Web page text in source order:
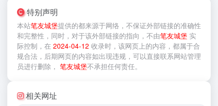
特别声明
本站笔友城堡提供的都来源于网络，不保证外部链接的准确性
和完整性，同时，对于该外部链接的指向，不由笔友城堡 实
际控制，在 2024-04-12 收录时，该网页上的内容，都属于合
规合法，后期网页的内容如出现违规，可以直接联系网站管理
员进行删除， 笔友城堡不承担任何责任。
相关网址